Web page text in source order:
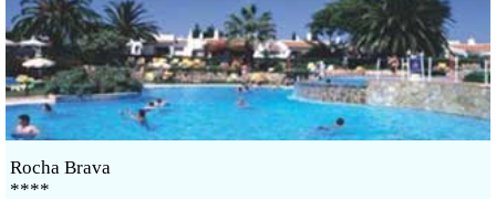
Rocha Brava
****